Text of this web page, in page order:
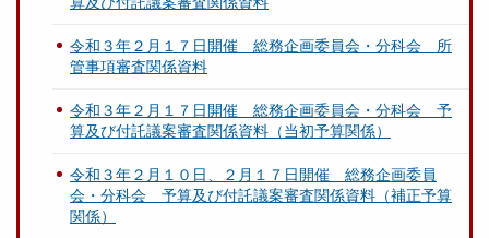
令和３年２月１７日開催 総務企画委員会・分科会 所
管事項審査関係資料
令和３年２月１７日開催 総務企画委員会・分科会 予
算及び付託議案審査関係資料（当初予算関係）
令和３年２月１０日、２月１７日開催 総務企画委員
会・分科会 予算及び付託議案審査関係資料（補正予算
関係）